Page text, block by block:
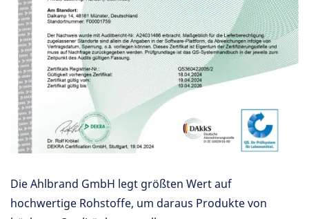
Die Ahlbrand GmbH legt größten Wert auf
hochwertige Rohstoffe, um daraus Produkte von